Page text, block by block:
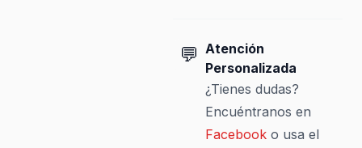
💬 Atención
Personalizada
¿Tienes dudas?
Encuéntranos en
Facebooko usa el